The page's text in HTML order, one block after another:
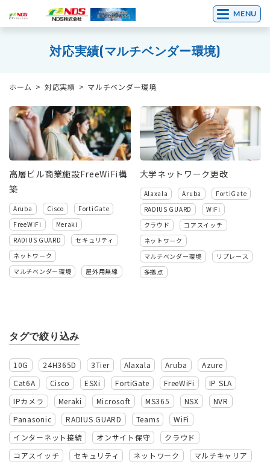
MENU
対応実績(マルチベンダー環境)
ホーム 対応実績 マルチベンダー環境
高層ビル商業施設FreeWiFi構
築
Aruba Cisco
FortiGate
FreeWiFi
Meraki
RADIUS GUARD
セキュリティ
ネットワーク
マルチベンダー環境
屋外用無線
大学ネットワーク更改
Alaxala Aruba
FortiGate
RADIUS GUARD
WiFi
クラウド
コアスイッチ
ネットワーク
マルチベンダー環境
リプレース
多拠点
タグで絞り込み
10G 24H365D 3Tier Alaxala Aruba
Azure
Cat6A
Cisco ESXi FortiGate FreeWiFi
IP SLA
IPカメラ
Meraki Microsoft MS365 NSX
NVR
Panasonic
RADIUS GUARD Teams
WiFi
インターネット接続
オンサイト保守
クラウド
コアスイッチ
セキュリティ ネットワーク
マルチキャリア